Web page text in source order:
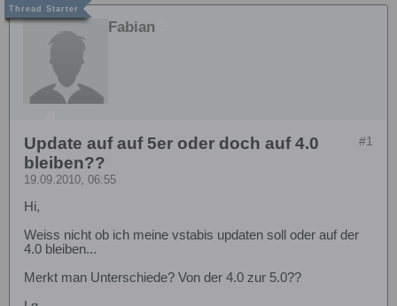
Fabian
#1
Update auf auf 5er oder doch auf 4.0
bleiben??
19.09.2010, 06:55
Hi,
Weiss nicht ob ich meine vstabis updaten soll oder auf der
4.0 bleiben...
Merkt man Unterschiede? Von der 4.0 zur 5.0??